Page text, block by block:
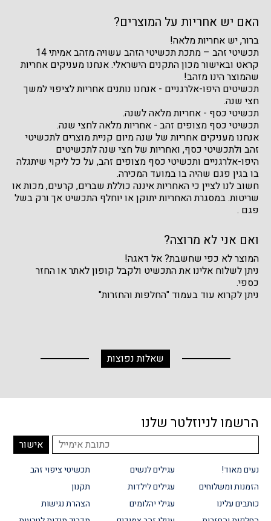
האם יש אחריות על המוצרים?
ברור, יש אחריות מלאה!
תכשיטי זהב – מתכת תכשיטי הזהב עשויה מזהב אמיתי 14
קראט ובאישור מכון התקנים הישראלי. אנחנו מעניקים אחריות
שהמוצר הינו מזהב!
תכשיטים היפו-אלרגניים - אנחנו נותנים אחריות לציפוי למשך
חצי שנה.
תכשיטי כסף - אחריות מלאה לשנה.
תכשיטי כסף מצופים זהב - אחריות מלאה לחצי שנה.
אנחנו מעניקים אחריות של שנה מיום קניית מוצרים לתכשיטי
זהב ולתכשיטי כסף, ואחריות של חצי שנה לתכשיטים
היפו-אלרגניים ותכשיטי כסף מצופים זהב, על כל ליקוי שיתגלה
בו בגין פגם שהיה בו במועד המכירה.
חשוב לנו לציין כי האחריות איננה כוללת שברים, קרעים, מכות או
שריטות. במסגרת האחריות יתוקן או יוחלף התכשיט אך ורק בשל
פגם .
ואם אני לא מרוצה?
המוצר לא כפי שחשבת? אל דאגה!
ניתן לשלוח אלינו את התכשיט ולקבל קופון לאתר או החזר
כספי.
ניתן לקרוא עוד בעמוד "החלפות והחזרות"
שאלות נפוצות
הרשמו לניוזלטר שלנו
נעים מאוד!
הזמנות ומשלוחים
כותבים עלינו
עגילים לנשים
עגילים לילדות
עגילי יהלומים
תכשיטי ציפוי זהב
תקנון
הצהרת נגישות